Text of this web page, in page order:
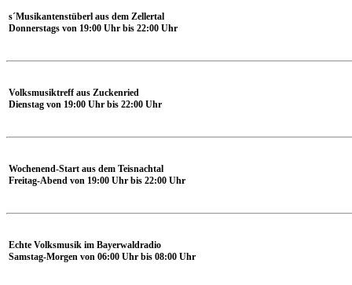
s´Musikantenstüberl aus dem Zellertal
Donnerstags von 19:00 Uhr bis 22:00 Uhr
Volksmusiktreff aus Zuckenried
Dienstag von 19:00 Uhr bis 22:00 Uhr
Wochenend-Start aus dem Teisnachtal
Freitag-Abend von 19:00 Uhr bis 22:00 Uhr
Echte Volksmusik im Bayerwaldradio
Samstag-Morgen von 06:00 Uhr bis 08:00 Uhr